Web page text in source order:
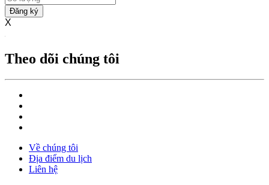
Đăng ký
X
Theo dõi chúng tôi
Về chúng tôi
Địa điểm du lịch
Liên hệ